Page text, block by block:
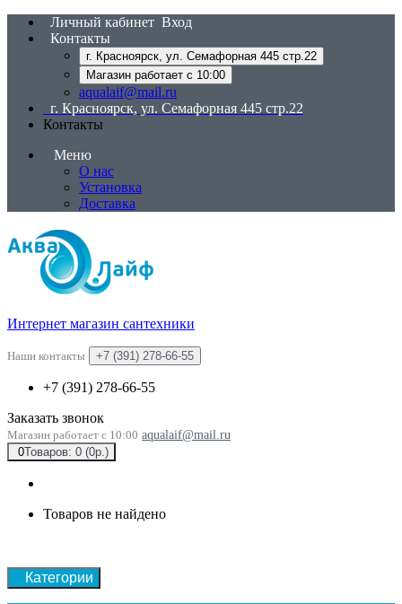
Личный кабинет Вход
Контакты
г. Красноярск, ул. Семафорная 445 стр.22
Магазин работает с 10:00
aqualaif@mail.ru
г. Красноярск, ул. Семафорная 445 стр.22
Контакты
Меню
О нас
Установка
Доставка
Интернет магазин сантехники
Наши контакты +7 (391) 278-66-55
+7 (391) 278-66-55
Заказать звонок
Магазин работает с 10:00 aqualaif@mail.ru
0Товаров: 0 (0р.)
Товаров не найдено
Категории